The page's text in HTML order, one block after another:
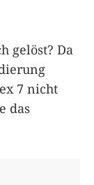
gelöst? Da
7 nicht
das